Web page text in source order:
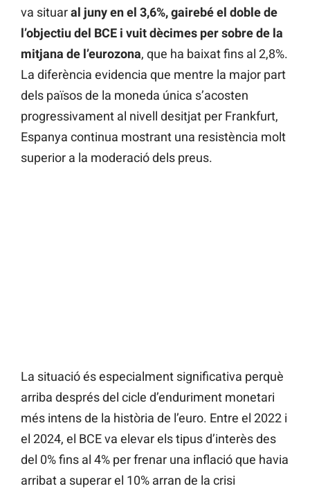
va situaral juny en el 3,6%, gairebé el doble de
l’objectiu del BCE i vuit dècimes per sobre de la
mitjana de l’eurozona, que ha baixat fins al 2,8%.
La diferència evidencia que mentre la major part
dels països de la moneda única s’acosten
progressivament al nivell desitjat per Frankfurt,
Espanya continua mostrant una resistència molt
superior a la moderació dels preus.
La situació és especialment significativa perquè
arriba després del cicle d’enduriment monetari
més intens de la història de l’euro. Entre el 2022 i
el 2024, el BCE va elevar els tipus d’interès des
del 0% fins al 4% per frenar una inflació que havia
arribat a superar el 10% arran de la crisi